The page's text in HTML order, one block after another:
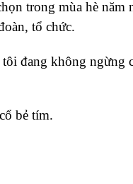
trong mùa hè
tổ chức.
đang không ngừng
bẻ tím.